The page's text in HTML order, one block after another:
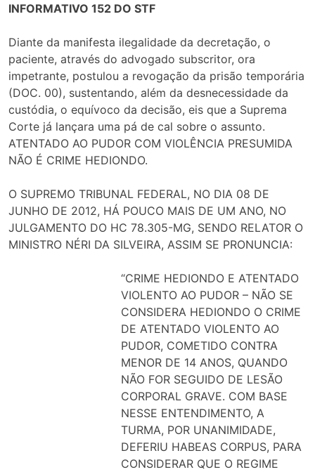
INFORMATIVO 152 DO STF
Diante da manifesta ilegalidade da decretação, o
paciente, através do advogado subscritor, ora
impetrante, postulou a revogação da prisão temporária
(DOC. 00), sustentando, além da desnecessidade da
custódia, o equívoco da decisão, eis que a Suprema
Corte já lançara uma pá de cal sobre o assunto.
ATENTADO AO PUDOR COM VIOLÊNCIA PRESUMIDA
NÃO É CRIME HEDIONDO.
O SUPREMO TRIBUNAL FEDERAL, NO DIA 08 DE
JUNHO DE 2012, HÁ POUCO MAIS DE UM ANO, NO
JULGAMENTO DO HC 78.305-MG, SENDO RELATOR O
MINISTRO NÉRI DA SILVEIRA, ASSIM SE PRONUNCIA:
“CRIME HEDIONDO E ATENTADO
VIOLENTO AO PUDOR – NÃO SE
CONSIDERA HEDIONDO O CRIME
DE ATENTADO VIOLENTO AO
PUDOR, COMETIDO CONTRA
MENOR DE 14 ANOS, QUANDO
NÃO FOR SEGUIDO DE LESÃO
CORPORAL GRAVE. COM BASE
NESSE ENTENDIMENTO, A
TURMA, POR UNANIMIDADE,
DEFERIU HABEAS CORPUS, PARA
CONSIDERAR QUE O REGIME